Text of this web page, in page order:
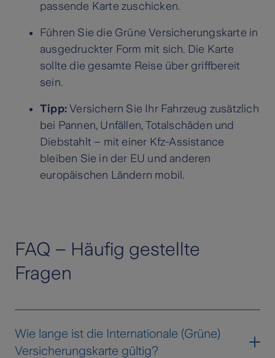
passende Karte zuschicken.
Führen Sie die Grüne Versicherungskarte in
ausgedruckter Form mit sich. Die Karte
sollte die gesamte Reise über griffbereit
sein.
Tipp:Versichern Sie Ihr Fahrzeug zusätzlich
bei Pannen, Unfällen, Totalschäden und
Diebstahlt – mit einer Kfz-Assistance
bleiben Sie in der EU und anderen
europäischen Ländern mobil.
FAQ – Häufig gestellte
Fragen
Wie lange ist die Internationale (Grüne)
Versicherungskarte gültig?